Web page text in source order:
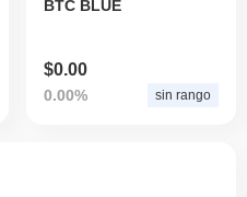
BTC BLUE
$0.00
0.00% sin rango